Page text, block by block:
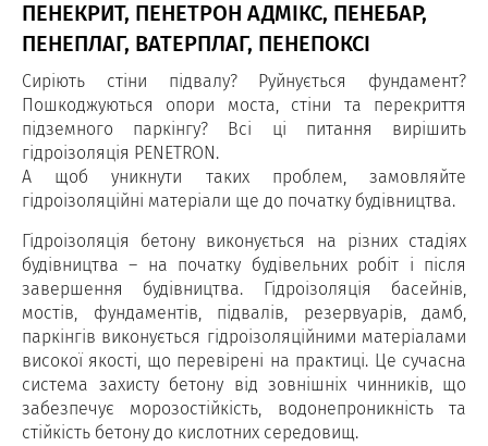
ПЕНЕКРИТ, ПЕНЕТРОН АДМІКС, ПЕНЕБАР,
ПЕНЕПЛАГ, ВАТЕРПЛАГ, ПЕНЕПОКСІ
Сиріють стіни підвалу? Руйнується фундамент?
Пошкоджуються опори моста, стіни та перекриття
підземного паркінгу? Всі ці питання вирішить
гідроізоляція PENETRON.
А щоб уникнути таких проблем, замовляйте
гідроізоляційні матеріали ще до початку будівництва.
Гідроізоляція бетону виконується на різних стадіях
будівництва – на початку будівельних робіт і після
завершення будівництва. Гідроізоляція басейнів,
мостів, фундаментів, підвалів, резервуарів, дамб,
паркінгів виконується гідроізоляційними матеріалами
високої якості, що перевірені на практиці. Це сучасна
система захисту бетону від зовнішніх чинників, що
забезпечує морозостійкість, водонепроникність та
стійкість бетону до кислотних середовищ.